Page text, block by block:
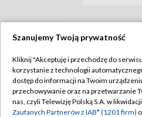
Sklep
Biuro
Polityka
Moje
Szanujemy Twoją prywatność
Kliknij "Akceptuję i przechodzę do
korzystanie z technologii
dostęp do informacji na Twoim
przechowywanie oraz na przetwarzanie
nas, czyli Telewizję Polską S.A. w
Zaufanych Partnerów z IAB* (1201 firm)